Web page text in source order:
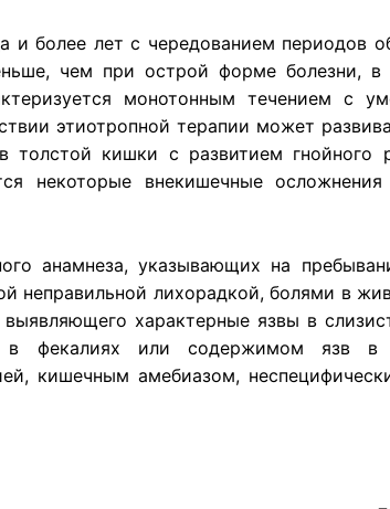
более лет с чередованием периодов
чем при острой форме болезни, в
монотонным течением с
этиотропной терапии может
кишки с развитием гнойного
некоторые внекишечные
анамнеза, указывающих на
неправильной лихорадкой, болями в
характерные язвы в
в фекалиях или содержимом язв в
кишечным амебиазом,